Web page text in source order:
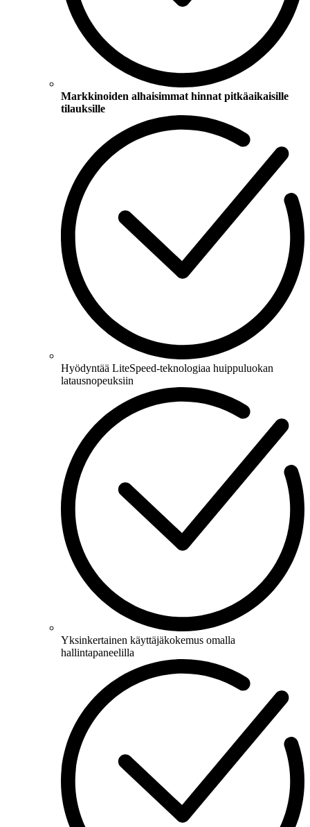
Markkinoiden alhaisimmat hinnat pitkäaikaisille
tilauksille
Hyödyntää LiteSpeed-teknologiaa huippuluokan
latausnopeuksiin
Yksinkertainen käyttäjäkokemus omalla
hallintapaneelilla